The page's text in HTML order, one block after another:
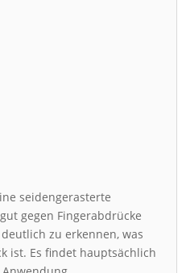
seidengerasterte
gegen Fingerabdrücke
zu erkennen, was
ist. Es findet hauptsächlich